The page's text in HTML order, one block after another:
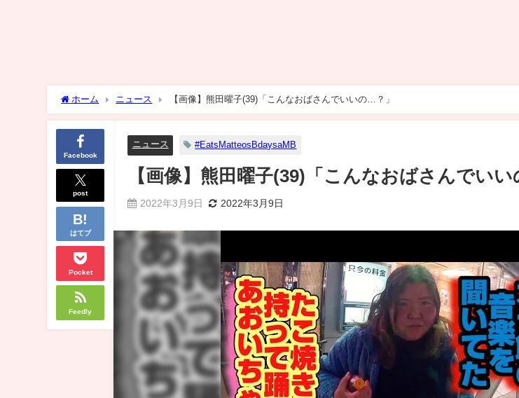
ホーム ニュース 【画像】熊田曜子(39)「こんなおばさんでいいの…？」
Facebook
post
はてブ
Pocket
Feedly
ニュース #EatsMatteosBdaysaMB
【画像】熊田曜子(39)「こんなおばさんでいい
2022年3月9日 2022年3月9日